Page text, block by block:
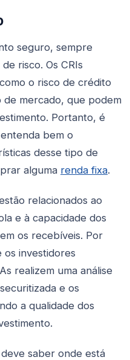
seguro, sempre
risco. Os CRIs
o risco de crédito
de mercado, que podem
Portanto, é
bem o
desse tipo de
alguma renda fixa.
relacionados ao
e à capacidade dos
os recebíveis. Por
os investidores
realizem uma análise
e os
a qualidade dos
saber onde está